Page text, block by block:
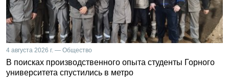
4 августа 2026 г. — Общество
В поисках производственного опыта студенты Горного
университета спустились в метро